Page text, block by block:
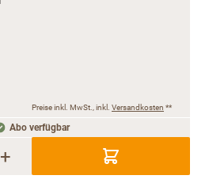
Preise inkl. MwSt., inkl. Versandkosten **
Abo verfügbar
+